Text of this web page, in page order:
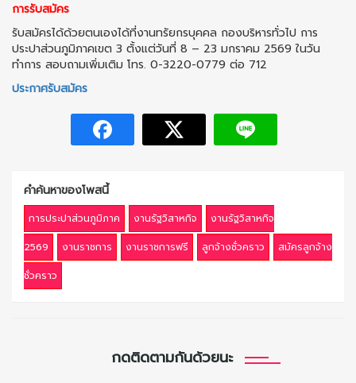
การรับสมัคร
รับสมัครได้ด้วยตนเองได้ที่งานทรัยกรบุคคล กองบริหารทั่วไป การ
ประปาส่วนภูมิภาคเขต 3 ตั้งแต่วันที่ 8 – 23 มกราคม 2569 ในวัน
ทำการ สอบถามเพิ่มเติม โทร. 0-3220-0779 ต่อ 712
ประกาศรับสมัคร
คำค้นหาของโพสนี้
การประปาส่วนภูมิภาค งานรัฐวิสาหกิจ
งานรัฐวิสาหกิจ
2569
งานราชการ งานราชการฟรี ลูกจ้างชั่วคราว
สมัครลูกจ้าง
ชั่วคราว
กดติดตามกันด้วยนะ